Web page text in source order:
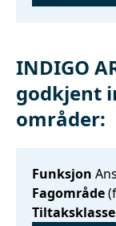
INDIGO
godkjent
områder:
Funksjon
Fagområde
Tiltaksklasse